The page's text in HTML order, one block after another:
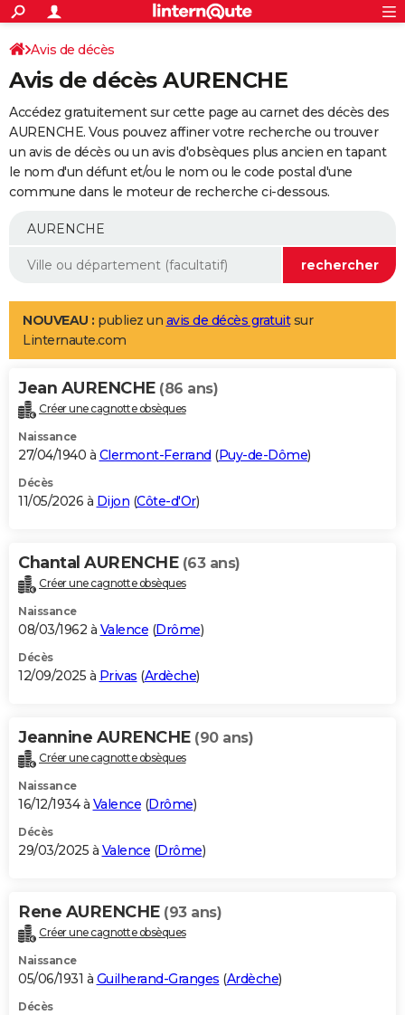
ACTUALITÉS
Politique
Société
Faits Divers
Education
Monde
Villes
+
SPORT
Coupe du monde 2026
Football
Tennis
Cyclisme
Rugby
Forum
Programme TV
TNT
Streaming
Cinéma
Sorties cinéma
Musique
+
FINANCE
Impôts
Immobilier
Risques naturels par ville
Banque
Assurance
Crédit
AUTO
Essais
Réserver un essai
Citadines
Berlines
SUV
Forum auto
+
Mobiles
Meilleur smartphone
Internet
Ordinateurs
Jeux vidéo
Guide high-tech
Aménagement intérieur
LIFESTYLE
Art de vivre
Bien-être
Loisirs
Mode
Modes de vie
Alimentation
Guide de la santé
Maladies
Médicaments
Sommeil
VOYAGE
Destinations
City break
Voyage nature
Voyage de noces
Forum
Climat
+PHOTO
GUIDES D'ACHAT
BONS PLANS
Carte de Noël
Carte Bonne année
Carte Saint-Valentin
Carte Pâques
Carte d'anniversaire
DICTIONNAIRE
Dictionnaire
Biographies
Citations
Expressions
Proverbes
PROGRAMME TV
S'inscrire
Se connecter
Lycées
Collèges
Primaires
Universités
Entreprises
Service militaire
Avis de recherche
AVIS DE DÉCÈS
Bricolage
Lifestyle
Culture
Sport
Auto
Television
Voyage
Cinema
Avis de décès
Avis de décès AURENCHE
Accédez gratuitement sur cette page au carnet des décès des
AURENCHE. Vous pouvez affiner votre recherche ou trouver
un avis de décès ou un avis d'obsèques plus ancien en tapant
le nom d'un défunt et/ou le nom ou le code postal d'une
commune dans le moteur de recherche ci-dessous.
NOUVEAU : publiez un avis de décès gratuitsur
Linternaute.com
Jean AURENCHE (86 ans)
Créer une cagnotte obsèques
Naissance
27/04/1940 à Clermont-Ferrand (Puy-de-Dôme)
Décès
11/05/2026 à Dijon (Côte-d'Or)
Chantal AURENCHE (63 ans)
Créer une cagnotte obsèques
Naissance
08/03/1962 à Valence (Drôme)
Décès
12/09/2025 à Privas (Ardèche)
Jeannine AURENCHE (90 ans)
Créer une cagnotte obsèques
Naissance
16/12/1934 à Valence (Drôme)
Décès
29/03/2025 à Valence (Drôme)
Rene AURENCHE (93 ans)
Créer une cagnotte obsèques
Naissance
05/06/1931 à Guilherand-Granges (Ardèche)
Décès